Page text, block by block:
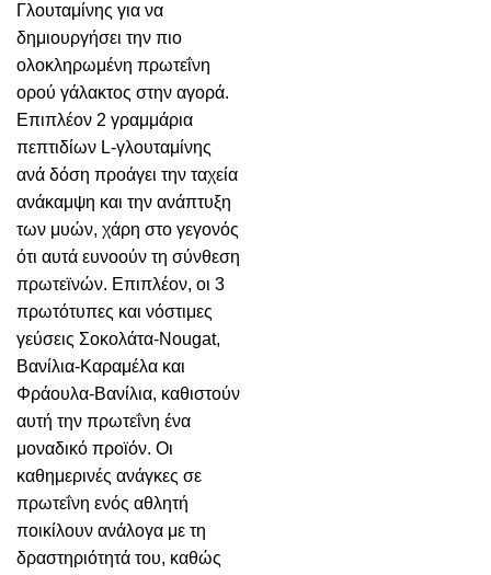
Γλουταμίνης για να
δημιουργήσει την πιο
ολοκληρωμένη πρωτεΐνη
ορού γάλακτος στην αγορά.
Επιπλέον 2 γραμμάρια
πεπτιδίων L-γλουταμίνης
ανά δόση προάγει την ταχεία
ανάκαμψη και την ανάπτυξη
των μυών, χάρη στο γεγονός
ότι αυτά ευνοούν τη σύνθεση
πρωτεϊνών. Επιπλέον, οι 3
πρωτότυπες και νόστιμες
γεύσεις Σοκολάτα-Nougat,
Βανίλια-Καραμέλα και
Φράουλα-Βανίλια, καθιστούν
αυτή την πρωτεΐνη ένα
μοναδικό προϊόν. Οι
καθημερινές ανάγκες σε
πρωτεΐνη ενός αθλητή
ποικίλουν ανάλογα με τη
δραστηριότητά του, καθώς